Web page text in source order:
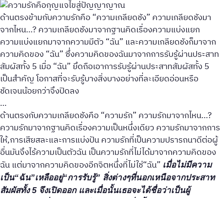
ด้านตรงข้ามกับความรักคือ “ความเกลียดชัง” ความเกลียดชังมา
จากไหน…? ความเกลียดชังมาจากฐานคิดเรื่องความแบ่งแยก
ความแบ่งแยกมาจากความมีตัว “ฉัน” และความเกลียดชังก็มาจาก
ความคิดของ “ฉัน” ซึ่งความคิดของฉันมาจากการรับรู้ผ่านประสาท
สัมผัสทั้ง 5 เมื่อ “ฉัน” ยึดถือเอาการรับรู้ผ่านประสาทสัมผัสทั้ง 5
เป็นสำคัญ โอกาสที่จะรับรู้บางสิ่งบางอย่างที่ละเอียดอ่อนหรือ
ชัดเจนน้อยกว่าจึงปิดลง
…
ด้านตรงกับความเกลียดชังคือ “ความรัก” ความรักมาจากไหน…?
ความรักมาจากฐานคิดเรื่องความเป็นหนึ่งเดียว ความรักมาจากการ
ให้,การเสียสละและการแบ่งปัน ความรักที่เป็นความปรารถนาดีต่อผู้
อื่นมันจึงไร้ความเป็นตัวฉัน เป็นความรักที่ไม่ได้มาจากความคิดของ
ฉัน แต่มาจากความคิดของอีกจิตหนึ่งที่ไม่ใช่“ฉัน” เมื่อไม่มีความ
เป็น“ฉัน”เหลืออยู่“การรับรู้” สิ่งต่างๆที่นอกเหนือจากประสาท
สัมผัสทั้ง 5 จึงเปิดออก และเมื่อนั้นเธอจะได้ชื่อว่าเป็นผู้